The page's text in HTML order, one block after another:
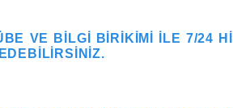
VE BILGI BIRIKIMI ILE 7/24